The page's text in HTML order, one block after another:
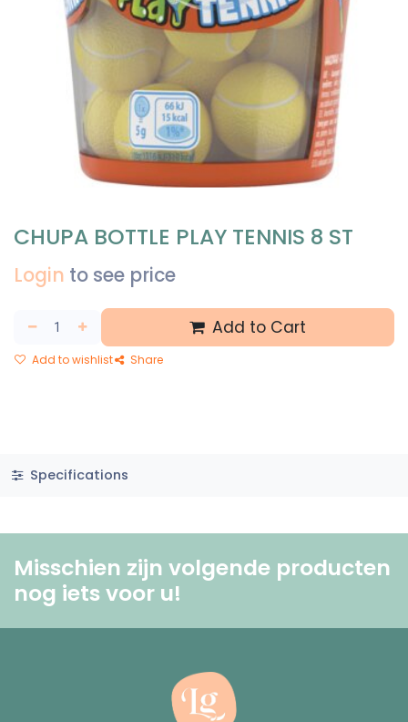
CHUPA BOTTLE PLAY TENNIS 8 ST
Login to see price
Add to Cart
Add to wishlist Share
Specifications
Misschien zijn volgende producten
nog iets voor u! ​